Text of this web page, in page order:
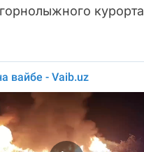
курорта